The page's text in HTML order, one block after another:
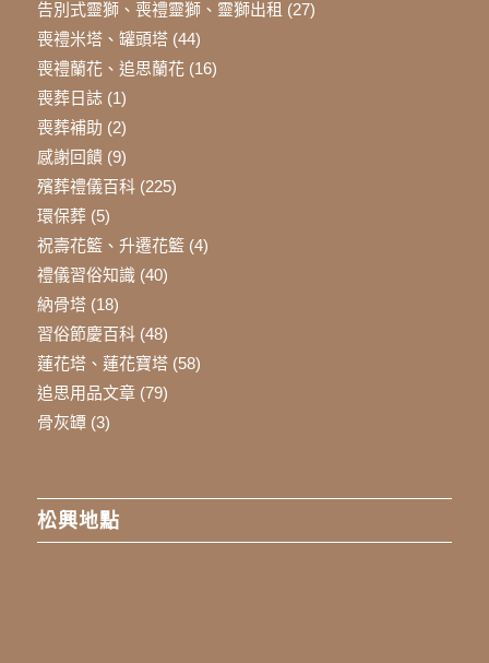
告別式靈獅、喪禮靈獅、靈獅出租 (27)
喪禮米塔、罐頭塔(44)
喪禮蘭花、追思蘭花(16)
喪葬日誌(1)
喪葬補助 (2)
感謝回饋(9)
殯葬禮儀百科(225)
環保葬(5)
祝壽花籃、升遷花籃(4)
禮儀習俗知識(40)
納骨塔(18)
習俗節慶百科(48)
蓮花塔、蓮花寶塔(58)
追思用品文章(79)
骨灰罈(3)
松興地點